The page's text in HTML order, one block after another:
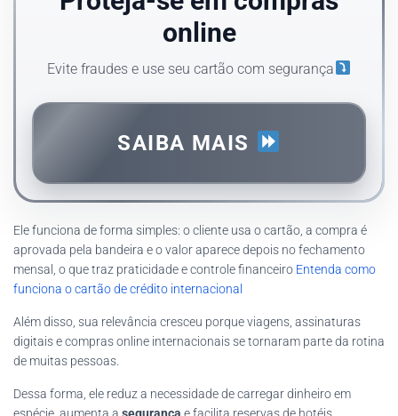
online
Evite fraudes e use seu cartão com segurança
SAIBA MAIS
Ele funciona de forma simples: o cliente usa o cartão, a compra é
aprovada pela bandeira e o valor aparece depois no fechamento
mensal, o que traz praticidade e controle financeiro Entenda como
funciona o cartão de crédito internacional
Além disso, sua relevância cresceu porque viagens, assinaturas
digitais e compras online internacionais se tornaram parte da rotina
de muitas pessoas.
Dessa forma, ele reduz a necessidade de carregar dinheiro em
espécie, aumenta a segurança e facilita reservas de hotéis,